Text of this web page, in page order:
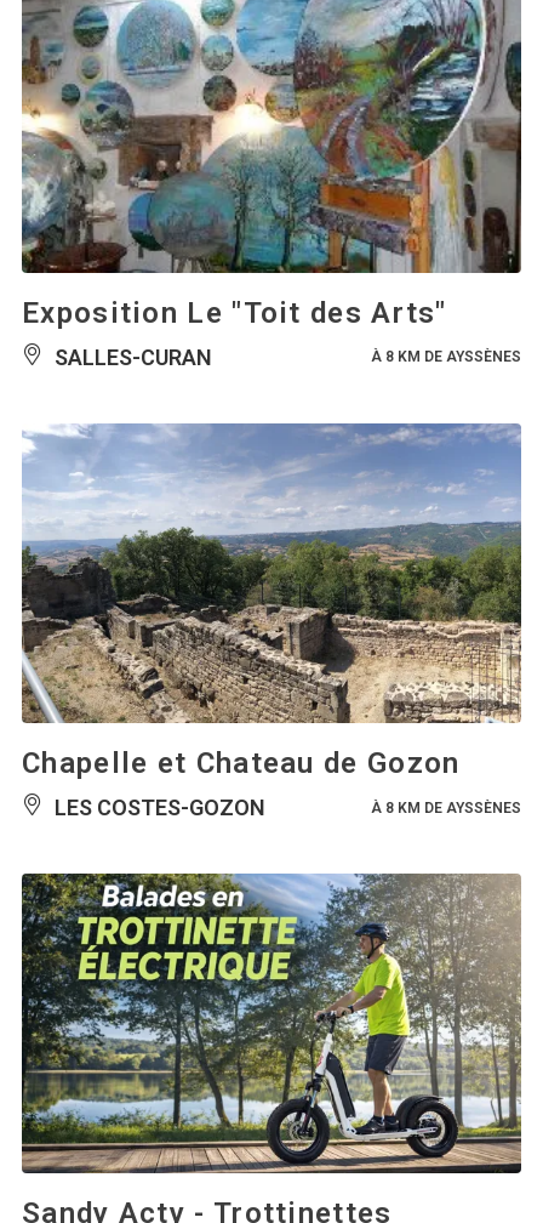
Exposition Le "Toit des Arts"
SALLES-CURAN À 8 KM DE AYSSÈNES
Chapelle et Chateau de Gozon
LES COSTES-GOZON À 8 KM DE AYSSÈNES
Sandy Acty - Trottinettes